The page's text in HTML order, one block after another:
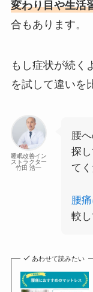
変わり目や生活
合もあります。
もし症状が続く
を試して違いを
睡眠改善イン
ストラクター
竹田 浩一
腰
探
てく
腰
較し
あわせて読みたい